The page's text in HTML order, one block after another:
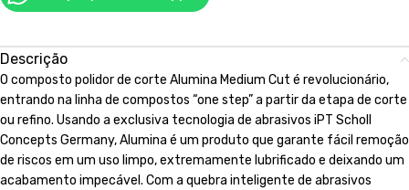
Descrição
O composto polidor de corte Alumina Medium Cut é revolucionário,
entrando na linha de compostos “one step” a partir da etapa de corte
ou refino. Usando a exclusiva tecnologia de abrasivos iPT Scholl
Concepts Germany, Alumina é um produto que garante fácil remoção
de riscos em um uso limpo, extremamente lubrificado e deixando um
acabamento impecável. Com a quebra inteligente de abrasivos